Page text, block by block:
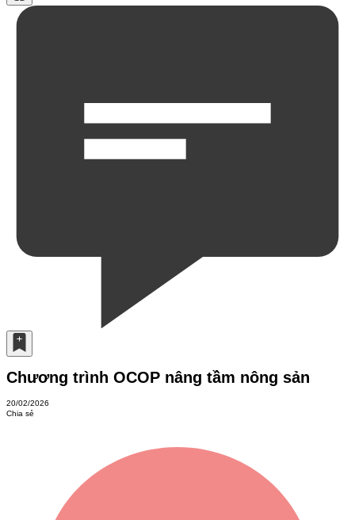
Chương trình OCOP nâng tầm nông sản
20/02/2026
Chia sẻ